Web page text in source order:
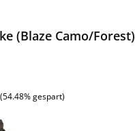
(Blaze Camo/Forest)
Preis:
(54.48% gespart)